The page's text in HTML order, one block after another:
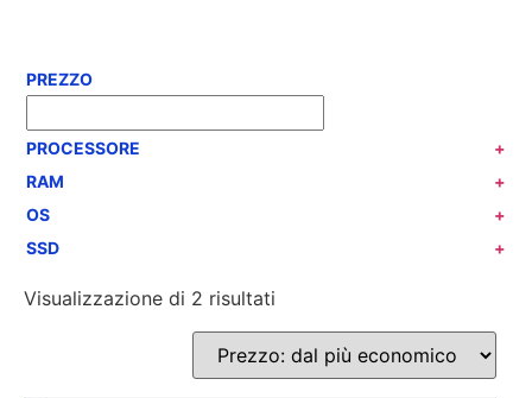
PREZZO
PROCESSORE
+
RAM
+
OS
+
SSD
+
Visualizzazione di 2 risultati